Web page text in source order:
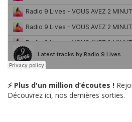
⚡ Plus d'un million d’écoutes !
Découvrez ici, nos dernières sorties.